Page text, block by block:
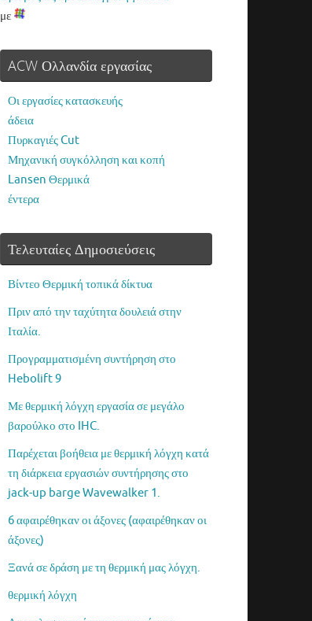
με
ACW Ολλανδία εργασίας
Οι εργασίες κατασκευής
άδεια
Πυρκαγιές Cut
Μηχανική συγκόλληση και κοπή
Lansen Θερμικά
έντερα
Τελευταίες Δημοσιεύσεις
Βίντεο Θερμική τοπικά δίκτυα
Πριν από την ταχύτητα δουλειά στην
Ιταλία.
Προγραμματισμένη συντήρηση στο
Hebolift 9
Με θερμική λόγχη εργασία σε μεγάλο
βαρούλκο στο IHC.
Παρέχεται βοήθεια με θερμική λόγχη κατά
τη διάρκεια εργασιών συντήρησης στο
jack-up barge Wavewalker 1.
6 αφαιρέθηκαν οι άξονες (αφαιρέθηκαν οι
άξονες)
Ξανά σε δράση με τη θερμική μας λόγχη.
θερμική λόγχη